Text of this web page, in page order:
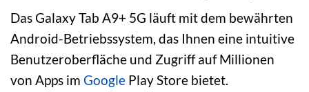
Das Galaxy Tab A9+ 5G läuft mit dem bewährten
Android-Betriebssystem, das Ihnen eine intuitive
Benutzeroberfläche und Zugriff auf Millionen
von Apps im Google Play Store bietet.